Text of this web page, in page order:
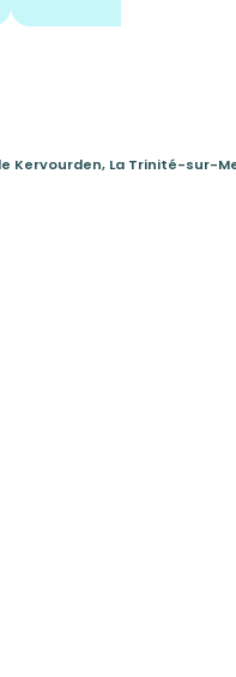
Kervourden, La Trinité-sur-